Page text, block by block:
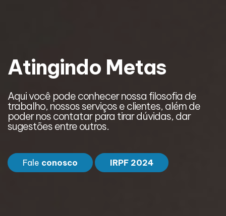
Atingindo Metas
Aqui você pode conhecer nossa filosofia de
trabalho, nossos serviços e clientes, além de
poder nos contatar para tirar dúvidas, dar
sugestões entre outros.
Fale conosco IRPF 2024